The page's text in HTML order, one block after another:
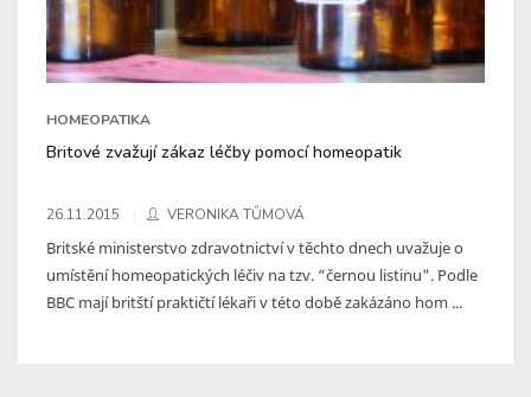
HOMEOPATIKA
Britové zvažují zákaz léčby pomocí homeopatik
26.11.2015 VERONIKA TŮMOVÁ
Britské ministerstvo zdravotnictví v těchto dnech uvažuje o
umístění homeopatických léčiv na tzv. “černou listinu". Podle
BBC mají britští praktičtí lékaři v této době zakázáno hom ...